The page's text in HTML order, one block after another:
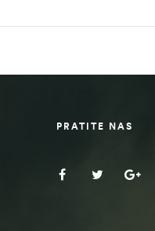
PRATITE NAS